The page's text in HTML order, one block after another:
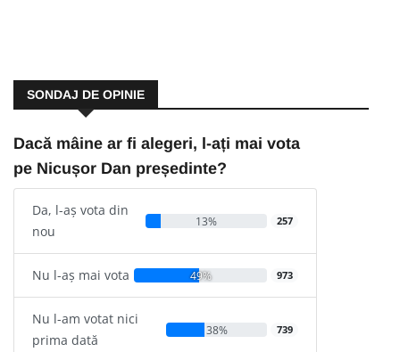
SONDAJ DE OPINIE
Dacă mâine ar fi alegeri, l-ați mai vota
pe Nicușor Dan președinte?
Da, l-aș vota din
nou
13% 257
Nu l-aș mai vota 49% 973
Nu l-am votat nici
prima dată
38% 739